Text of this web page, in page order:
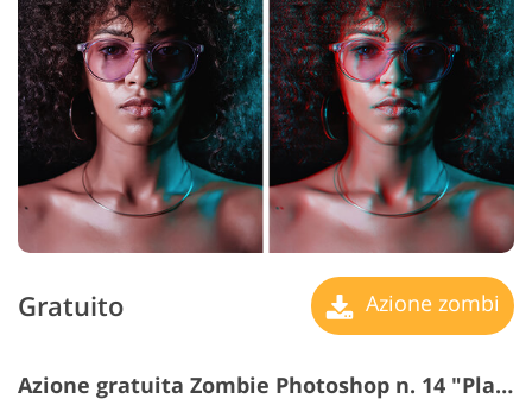
Gratuito Azione zombi
Azione gratuita Zombie Photoshop n. 14 "Playfulness"